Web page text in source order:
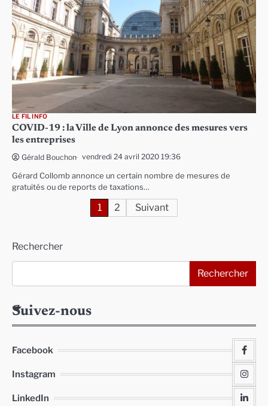
LE FIL INFO
COVID-19 : la Ville de Lyon annonce des mesures vers
les entreprises
Gérald Bouchon vendredi 24 avril 2020 19:36
Gérard Collomb annonce un certain nombre de mesures de
gratuités ou de reports de taxations…
publications
1 2 Suivant
Rechercher
Rechercher
Suivez-nous
Facebook
Instagram
LinkedIn